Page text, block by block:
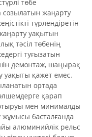
төбе
созылатын жаңарту
түрлендіретін
уақытын
тәсіл төбенің
туғызатын
демонтаж, шаңырақ
уақыты қажет емес.
ортада
қарап
мен минималды
басталғанда
алюминийлік рельс